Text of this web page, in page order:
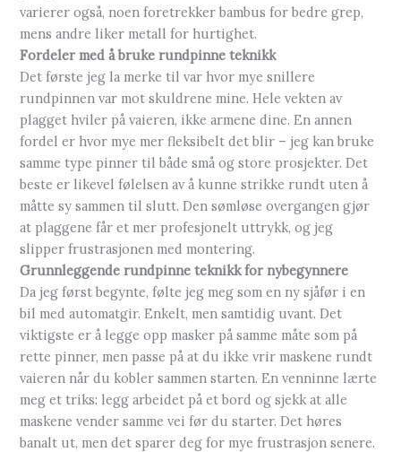
varierer også, noen foretrekker bambus for bedre grep,
mens andre liker metall for hurtighet.
Fordeler med å bruke rundpinne teknikk
Det første jeg la merke til var hvor mye snillere
rundpinnen var mot skuldrene mine. Hele vekten av
plagget hviler på vaieren, ikke armene dine. En annen
fordel er hvor mye mer fleksibelt det blir – jeg kan bruke
samme type pinner til både små og store prosjekter. Det
beste er likevel følelsen av å kunne strikke rundt uten å
måtte sy sammen til slutt. Den sømløse overgangen gjør
at plaggene får et mer profesjonelt uttrykk, og jeg
slipper frustrasjonen med montering.
Grunnleggende rundpinne teknikk for nybegynnere
Da jeg først begynte, følte jeg meg som en ny sjåfør i en
bil med automatgir. Enkelt, men samtidig uvant. Det
viktigste er å legge opp masker på samme måte som på
rette pinner, men passe på at du ikke vrir maskene rundt
vaieren når du kobler sammen starten. En venninne lærte
meg et triks: legg arbeidet på et bord og sjekk at alle
maskene vender samme vei før du starter. Det høres
banalt ut, men det sparer deg for mye frustrasjon senere.